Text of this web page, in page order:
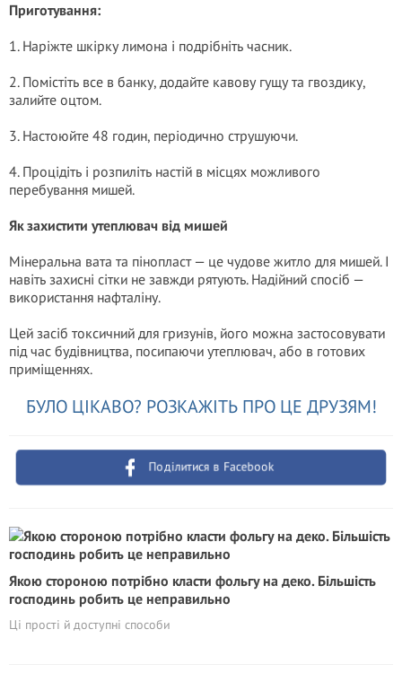
Приготування:
1. Наріжте шкірку лимона і подрібніть часник.
2. Помістіть все в банку, додайте кавову гущу та гвоздику,
залийте оцтом.
3. Настоюйте 48 годин, періодично струшуючи.
4. Процідіть і розпиліть настій в місцях можливого
перебування мишей.
Як захистити утеплювач від мишей
Мінеральна вата та пінопласт — це чудове житло для мишей. І
навіть захисні сітки не завжди рятують. Надійний спосіб —
використання нафталіну.
Цей засіб токсичний для гризунів, його можна застосовувати
під час будівництва, посипаючи утеплювач, або в готових
приміщеннях.
БУЛО ЦІКАВО? РОЗКАЖІТЬ ПРО ЦЕ ДРУЗЯМ!
Поділитися в Facebook
Якою стороною потрібно класти фольгу на деко. Більшість
господинь робить це неправильно
Ці прості й доступні способи